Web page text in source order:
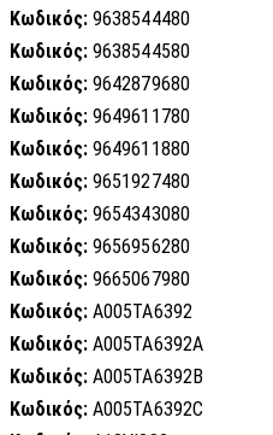
Κωδικός: 9638544480
Κωδικός: 9638544580
Κωδικός: 9642879680
Κωδικός: 9649611780
Κωδικός: 9649611880
Κωδικός: 9651927480
Κωδικός: 9654343080
Κωδικός: 9656956280
Κωδικός: 9665067980
Κωδικός: A005TA6392
Κωδικός: A005TA6392A
Κωδικός: A005TA6392B
Κωδικός: A005TA6392C